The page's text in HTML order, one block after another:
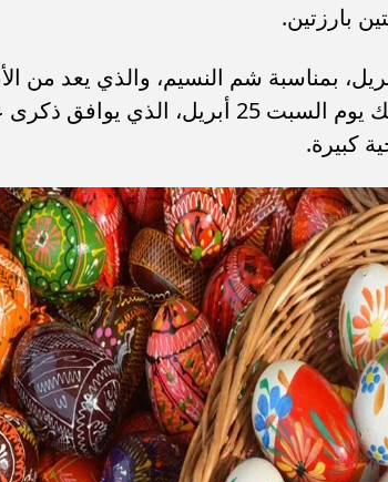
بارزتين.
أولى هذه الإجازات يوم الإثنين الموافق 13 أبريل، بمناسبة شم النسيم، والذي يعد
ذات الطابع الاجتماعي والتراثي في مصر، ويلي ذلك يوم السبت 25 أبريل، الذي
كبيرة.